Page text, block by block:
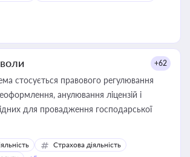
+62
стосується правового регулювання
анулювання ліцензій і
для провадження господарської
Страхова діяльність